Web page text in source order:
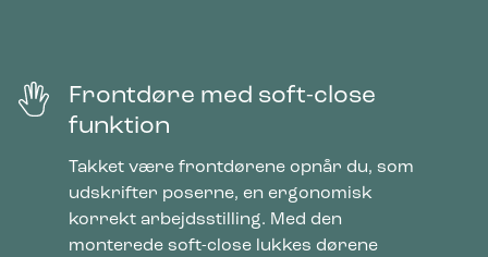
Frontdøre med soft-close
funktion
Takket være frontdørene opnår du, som
udskrifter poserne, en ergonomisk
korrekt arbejdsstilling. Med den
monterede soft-close lukkes dørene